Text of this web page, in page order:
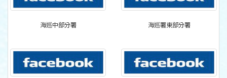
海巡中部分署 海巡署東部分署